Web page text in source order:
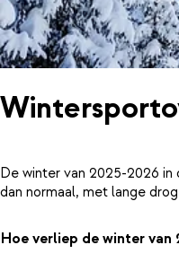
De winter van 2025-2026
dan normaal, met lange
Hoe verliep de winter van